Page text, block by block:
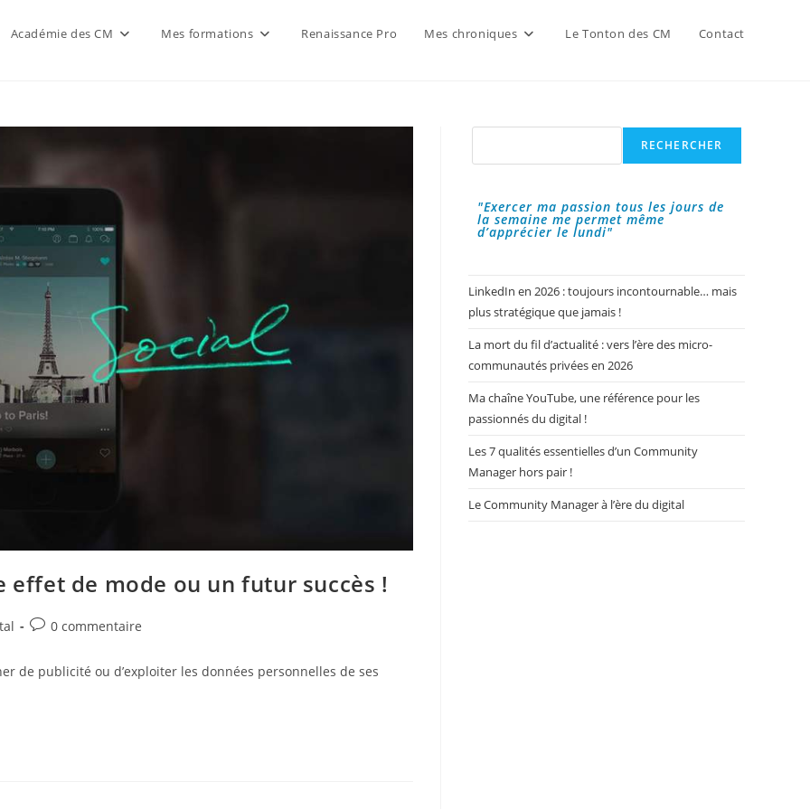
Académie des CM Mes formations Renaissance Pro Mes chroniques Le Tonton des CM Contact
effet de mode ou un futur succès !
Commentaires
publication :
0 commentaire
de publicité ou d’exploiter les données personnelles de ses
Rechercher
RECHERCHER
"Exercer ma passion tous les jours de
la semaine me permet même
d’apprécier le lundi"
LinkedIn en 2026 : toujours incontournable… mais
plus stratégique que jamais !
La mort du fil d’actualité : vers l’ère des micro-
communautés privées en 2026
Ma chaîne YouTube, une référence pour les
passionnés du digital !
Les 7 qualités essentielles d’un Community
Manager hors pair !
Le Community Manager à l’ère du digital